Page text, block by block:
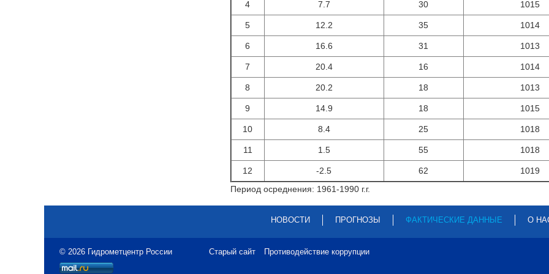
4 7.7 30 1015
5 12.2 35 1014
6 16.6 31 1013
7 20.4 16 1014
8 20.2 18 1013
9 14.9 18 1015
10 8.4 25 1018
11 1.5 55 1018
12 -2.5 62
1019
Период осреднения: 1961-1990 г.г.
НОВОСТИ ПРОГНОЗЫ ФАКТИЧЕСКИЕ ДАННЫЕ О
© 2026 Гидрометцентр России Старый сайт Противодействие коррупции